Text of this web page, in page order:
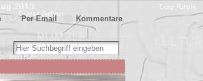
Kommentare
Per Email